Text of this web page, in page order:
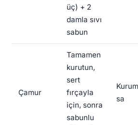
üç) + 2
damla sıvı
sabun
Çamur
Tamamen
kurutun,
sert
fırçayla
için, sonra
sabunlu
sa